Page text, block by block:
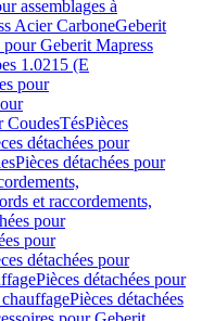
assemblages à
Acier CarboneGeberit
pour Geberit Mapress
1.0215 (E
pour
CoudesTésPièces
détachées pour
Pièces détachées pour
et raccordements,
pour
pour
détachées pour
Pièces détachées pour
Pièces détachées